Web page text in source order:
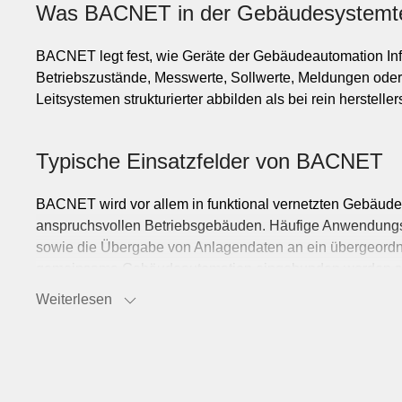
Was BACNET in der
BACNET legt fest, wie Geräte der Gebäudeautomation
Betriebszustände, Messwerte, Sollwerte, Meldungen
Leitsystemen strukturierter abbilden als bei rein
Typische Einsatzfelder von BACNET
BACNET wird vor allem in funktional vernetzten
anspruchsvollen Betriebsgebäuden. Häufige
sowie die Übergabe von Anlagendaten an ein
Weiterlesen